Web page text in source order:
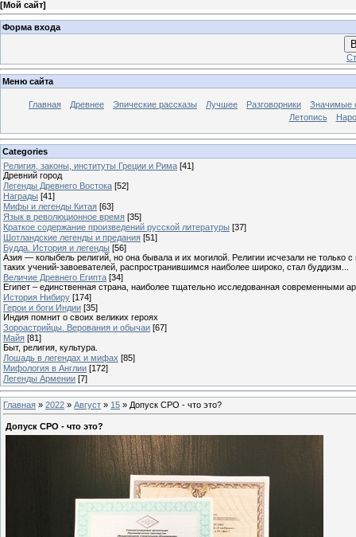
[Мой сайт]
Форма входа
Меню сайта
Главная Древнее Эпические рассказы Лучшее Разговорники
Значимые
Летопись
Categories
Религия, законы, институты Греции и Рима [41]
Древний город
Легенды Древнего Востока [52]
Награды [41]
Мифы и легенды Китая [63]
Язык в революционное время [35]
Краткое содержание произведений русской литературы [37]
Шотландские легенды и предания [51]
Будда. История и легенды [56]
Азия — колыбель религий, но она бывала и их могилой. Религии исчезали не
таких учений-завоевателей, распространившимся наиболее широко, стал буддизм...
Величие Древнего Египта [34]
Египет – единственная страна, наиболее тщательно исследованная современными
История Нибиру [174]
Герои и боги Индии [35]
Индия помнит о своих великих героях
Зороастрийцы. Верования и обычаи [67]
Майя [81]
Быт, религия, культура.
Лошадь в легендах и мифах [85]
Мифология в Англии [172]
Легенды Армении [7]
Главная » 2022 » Август » 15 » Допуск СРО - что это?
Допуск СРО - что это?